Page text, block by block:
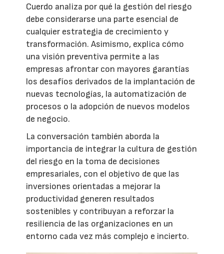
Cuerdo analiza por qué la gestión del riesgo
debe considerarse una parte esencial de
cualquier estrategia de crecimiento y
transformación. Asimismo, explica cómo
una visión preventiva permite a las
empresas afrontar con mayores garantías
los desafíos derivados de la implantación de
nuevas tecnologías, la automatización de
procesos o la adopción de nuevos modelos
de negocio.
La conversación también aborda la
importancia de integrar la cultura de gestión
del riesgo en la toma de decisiones
empresariales, con el objetivo de que las
inversiones orientadas a mejorar la
productividad generen resultados
sostenibles y contribuyan a reforzar la
resiliencia de las organizaciones en un
entorno cada vez más complejo e incierto.